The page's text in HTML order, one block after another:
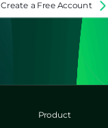
Create a Free Account
Product